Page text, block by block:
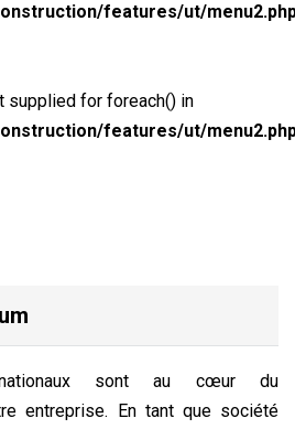
features/ut/
supplied for foreach() in
features/ut/
sont au cœur du
entreprise. En tant que société